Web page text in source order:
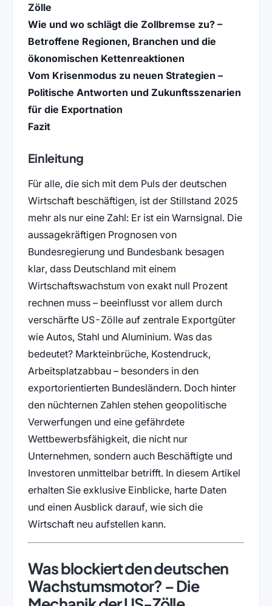
Zölle
Wie und wo schlägt die Zollbremse zu? –
Betroffene Regionen, Branchen und die
ökonomischen Kettenreaktionen
Vom Krisenmodus zu neuen Strategien –
Politische Antworten und Zukunftsszenarien
für die Exportnation
Fazit
Einleitung
Für alle, die sich mit dem Puls der deutschen
Wirtschaft beschäftigen, ist der Stillstand 2025
mehr als nur eine Zahl: Er ist ein Warnsignal. Die
aussagekräftigen Prognosen von
Bundesregierung und Bundesbank besagen
klar, dass Deutschland mit einem
Wirtschaftswachstum von exakt null Prozent
rechnen muss – beeinflusst vor allem durch
verschärfte US-Zölle auf zentrale Exportgüter
wie Autos, Stahl und Aluminium. Was das
bedeutet? Markteinbrüche, Kostendruck,
Arbeitsplatzabbau – besonders in den
exportorientierten Bundesländern. Doch hinter
den nüchternen Zahlen stehen geopolitische
Verwerfungen und eine gefährdete
Wettbewerbsfähigkeit, die nicht nur
Unternehmen, sondern auch Beschäftigte und
Investoren unmittelbar betrifft. In diesem Artikel
erhalten Sie exklusive Einblicke, harte Daten
und einen Ausblick darauf, wie sich die
Wirtschaft neu aufstellen kann.
Was blockiert den deutschen
Wachstumsmotor? – Die